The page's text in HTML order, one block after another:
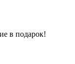
в подарок!